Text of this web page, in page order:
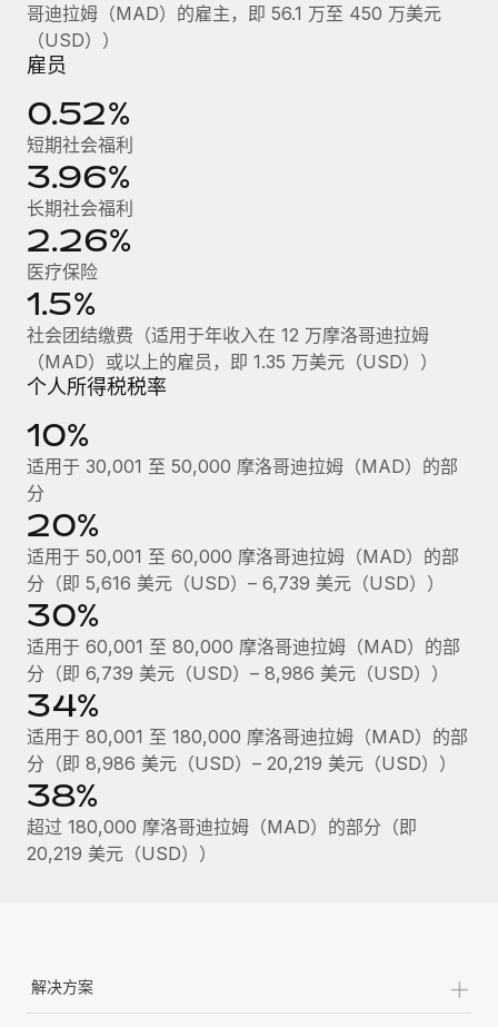
福利
轻松管理员工福利
Reverse Tech, partnered with Remote to manage...
了解更多
What a Workday global payroll implementation
actually looks like
Most teams hear "payroll implementation" and picture a
six-month project with a dedicated team....
了解更多
哥迪拉姆（MAD）的雇主，即 56.1 万至 450 万美元
（USD））
雇员
0.52%
短期社会福利
3.96%
长期社会福利
2.26%
医疗保险
1.5%
社会团结缴费（适用于年收入在 12 万摩洛哥迪拉姆
（MAD）或以上的雇员，即 1.35 万美元（USD））
个人所得税税率
10%
适用于 30,001 至 50,000 摩洛哥迪拉姆（MAD）的部
分
20%
适用于 50,001 至 60,000 摩洛哥迪拉姆（MAD）的部
分（即 5,616 美元（USD）– 6,739 美元（USD））
30%
适用于 60,001 至 80,000 摩洛哥迪拉姆（MAD）的部
分（即 6,739 美元（USD）– 8,986 美元（USD））
34%
适用于 80,001 至 180,000 摩洛哥迪拉姆（MAD）的部
分（即 8,986 美元（USD）– 20,219 美元（USD））
38%
超过 180,000 摩洛哥迪拉姆（MAD）的部分（即
20,219 美元（USD））
解决方案 +